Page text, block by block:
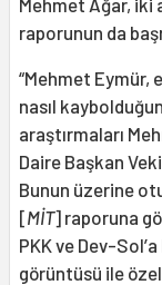
raporunun da
“Mehmet Eymür,
nasıl
araştırmaları
Daire Başkan
Bunun üzerine
[MİT] raporuna
PKK ve Dev-
görüntüsü ile